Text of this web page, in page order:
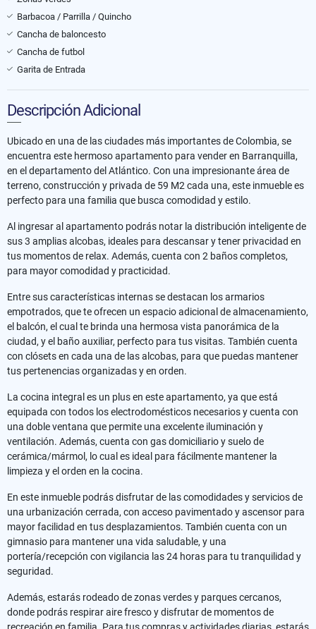
Barbacoa / Parrilla / Quincho
Cancha de baloncesto
Cancha de futbol
Garita de Entrada
Descripción Adicional
Ubicado en una de las ciudades más importantes de Colombia, se
encuentra este hermoso apartamento para vender en Barranquilla,
en el departamento del Atlántico. Con una impresionante área de
terreno, construcción y privada de 59 M2 cada una, este inmueble es
perfecto para una familia que busca comodidad y estilo.
Al ingresar al apartamento podrás notar la distribución inteligente de
sus 3 amplias alcobas, ideales para descansar y tener privacidad en
tus momentos de relax. Además, cuenta con 2 baños completos,
para mayor comodidad y practicidad.
Entre sus características internas se destacan los armarios
empotrados, que te ofrecen un espacio adicional de almacenamiento,
el balcón, el cual te brinda una hermosa vista panorámica de la
ciudad, y el baño auxiliar, perfecto para tus visitas. También cuenta
con clósets en cada una de las alcobas, para que puedas mantener
tus pertenencias organizadas y en orden.
La cocina integral es un plus en este apartamento, ya que está
equipada con todos los electrodomésticos necesarios y cuenta con
una doble ventana que permite una excelente iluminación y
ventilación. Además, cuenta con gas domiciliario y suelo de
cerámica/mármol, lo cual es ideal para fácilmente mantener la
limpieza y el orden en la cocina.
En este inmueble podrás disfrutar de las comodidades y servicios de
una urbanización cerrada, con acceso pavimentado y ascensor para
mayor facilidad en tus desplazamientos. También cuenta con un
gimnasio para mantener una vida saludable, y una
portería/recepción con vigilancia las 24 horas para tu tranquilidad y
seguridad.
Además, estarás rodeado de zonas verdes y parques cercanos,
donde podrás respirar aire fresco y disfrutar de momentos de